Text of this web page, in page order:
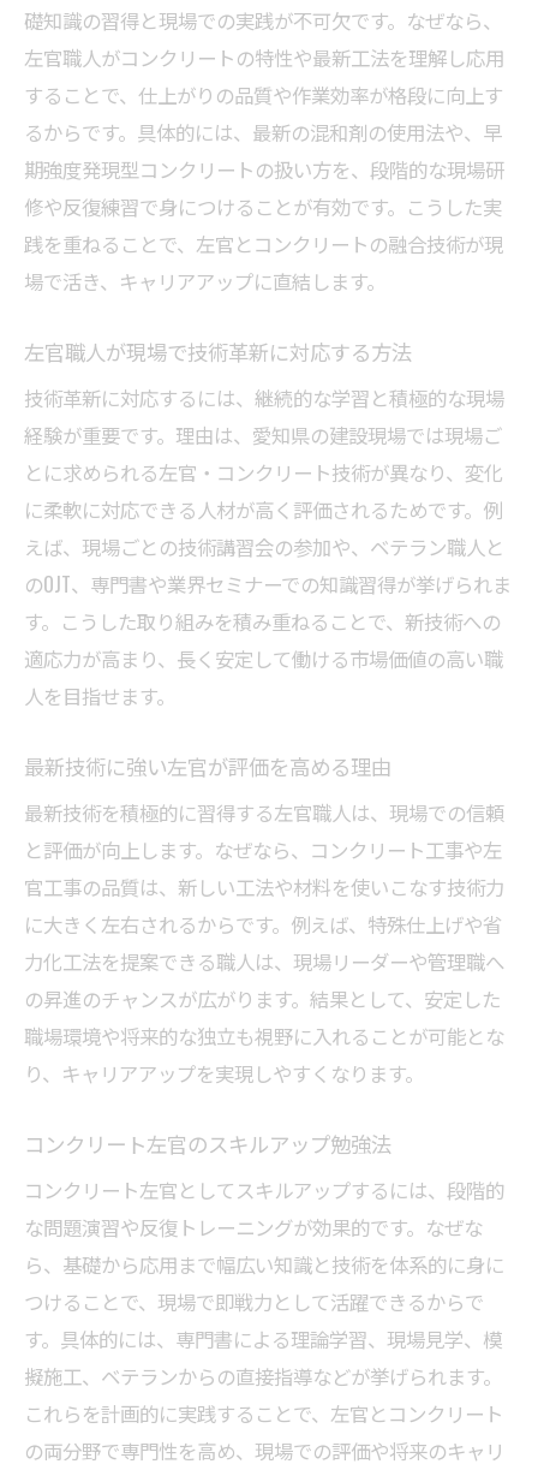
礎知識の習得と現場での実践が不可欠です。なぜなら、
左官職人がコンクリートの特性や最新工法を理解し応用
することで、仕上がりの品質や作業効率が格段に向上す
るからです。具体的には、最新の混和剤の使用法や、早
期強度発現型コンクリートの扱い方を、段階的な現場研
修や反復練習で身につけることが有効です。こうした実
践を重ねることで、左官とコンクリートの融合技術が現
場で活き、キャリアアップに直結します。
左官職人が現場で技術革新に対応する方法
技術革新に対応するには、継続的な学習と積極的な現場
経験が重要です。理由は、愛知県の建設現場では現場ご
とに求められる左官・コンクリート技術が異なり、変化
に柔軟に対応できる人材が高く評価されるためです。例
えば、現場ごとの技術講習会の参加や、ベテラン職人と
のOJT、専門書や業界セミナーでの知識習得が挙げられま
す。こうした取り組みを積み重ねることで、新技術への
適応力が高まり、長く安定して働ける市場価値の高い職
人を目指せます。
最新技術に強い左官が評価を高める理由
最新技術を積極的に習得する左官職人は、現場での信頼
と評価が向上します。なぜなら、コンクリート工事や左
官工事の品質は、新しい工法や材料を使いこなす技術力
に大きく左右されるからです。例えば、特殊仕上げや省
力化工法を提案できる職人は、現場リーダーや管理職へ
の昇進のチャンスが広がります。結果として、安定した
職場環境や将来的な独立も視野に入れることが可能とな
り、キャリアアップを実現しやすくなります。
コンクリート左官のスキルアップ勉強法
コンクリート左官としてスキルアップするには、段階的
な問題演習や反復トレーニングが効果的です。なぜな
ら、基礎から応用まで幅広い知識と技術を体系的に身に
つけることで、現場で即戦力として活躍できるからで
す。具体的には、専門書による理論学習、現場見学、模
擬施工、ベテランからの直接指導などが挙げられます。
これらを計画的に実践することで、左官とコンクリート
の両分野で専門性を高め、現場での評価や将来のキャリ